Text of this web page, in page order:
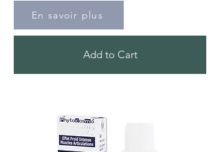
En savoir plus
Add to Cart